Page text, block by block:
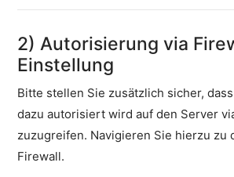
E-
Cloud-
Firewall
Backups
&
Snapshots
Shopware
2) Autorisierung via
Einstellung
Bitte stellen Sie zusätzlich sicher,
dazu autorisiert wird auf den Server
zuzugreifen. Navigieren Sie hierzu zu
Firewall.